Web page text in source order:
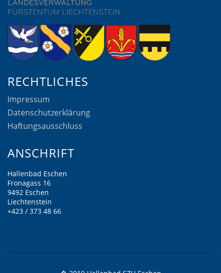
RECHTLICHES
Impressum
Datenschutzerklärung
Haftungsausschluss
ANSCHRIFT
Hallenbad Eschen
Fronagass 16
9492 Eschen
Liechtenstein
+423 / 373 48 66